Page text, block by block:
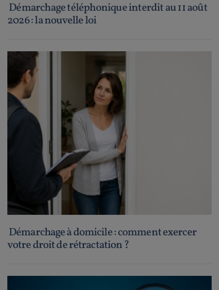
Démarchage téléphonique interdit au 11 août
2026 : la nouvelle loi
Démarchage à domicile : comment exercer
votre droit de rétractation ?